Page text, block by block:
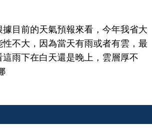
前的天氣預報來看，今年我省大
不大，因為當天有雨或者有雲，最
雨下在白天還是晚上，雲層厚不